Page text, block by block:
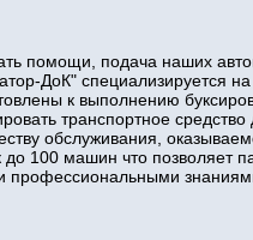
помощи, подача наших
ДоК" специализируется
к выполнению
транспортное
обслуживания,
до 100 машин что позволяет